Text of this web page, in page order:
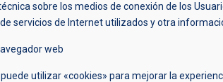
sobre los medios de conexión de los
servicios de Internet utilizados y otra
web
utilizar «cookies» para mejorar la